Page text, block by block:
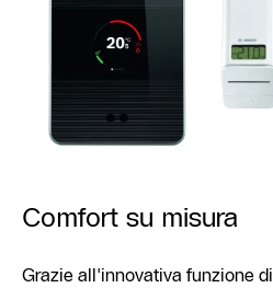
Comfort su misura
Grazie all'innovativa funzione di